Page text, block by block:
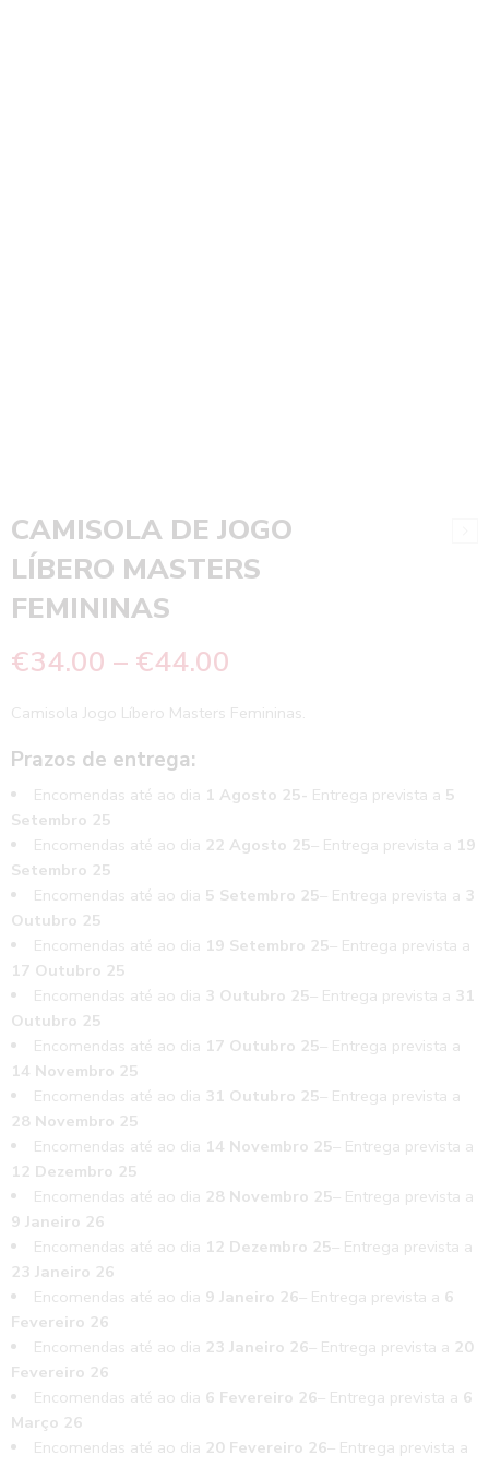
CAMISOLA DE JOGO
LÍBERO MASTERS
FEMININAS
€34.00 – €44.00
Camisola Jogo Líbero Masters Femininas.
Prazos de entrega:
Encomendas até ao dia 1 Agosto 25- Entrega prevista a 5
Setembro 25
Encomendas até ao dia 22 Agosto 25– Entrega prevista a 19
Setembro 25
Encomendas até ao dia 5 Setembro 25– Entrega prevista a 3
Outubro 25
Encomendas até ao dia 19 Setembro 25– Entrega prevista a
17 Outubro 25
Encomendas até ao dia 3 Outubro 25– Entrega prevista a 31
Outubro 25
Encomendas até ao dia 17 Outubro 25– Entrega prevista a
14 Novembro 25
Encomendas até ao dia 31 Outubro 25– Entrega prevista a
28 Novembro 25
Encomendas até ao dia 14 Novembro 25– Entrega prevista a
12 Dezembro 25
Encomendas até ao dia 28 Novembro 25– Entrega prevista a
9 Janeiro 26
Encomendas até ao dia 12 Dezembro 25– Entrega prevista a
23 Janeiro 26
Encomendas até ao dia 9 Janeiro 26– Entrega prevista a 6
Fevereiro 26
Encomendas até ao dia 23 Janeiro 26– Entrega prevista a 20
Fevereiro 26
Encomendas até ao dia 6 Fevereiro 26– Entrega prevista a 6
Março 26
Encomendas até ao dia 20 Fevereiro 26– Entrega prevista a